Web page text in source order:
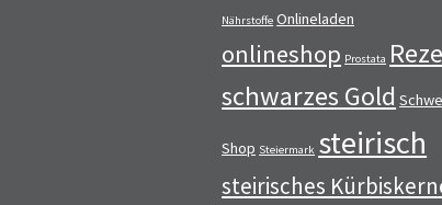
Nährstoffe Onlineladen
onlineshop Prostata
schwarzes Gold
Shop Steiermark steirisch
steirisches